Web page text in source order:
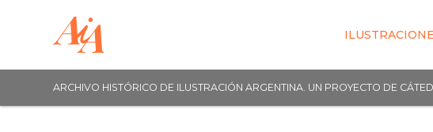
ARCHIVO HISTÓRICO DE ILUSTRACIÓN ARGENTINA. UN PROYECTO DE